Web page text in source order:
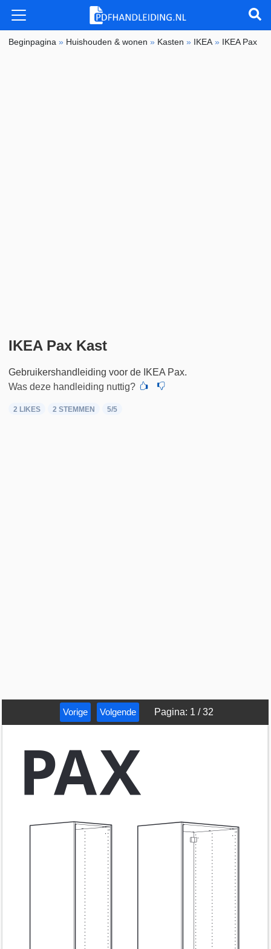
Beginpagina » Huishouden & wonen » Kasten » IKEA » IKEA Pax
IKEA Pax Kast
Gebruikershandleiding voor de IKEA Pax.
Was deze handleiding nuttig?
2 LIKES 2 STEMMEN 5/5
Vorige Volgende Pagina: 1 /32